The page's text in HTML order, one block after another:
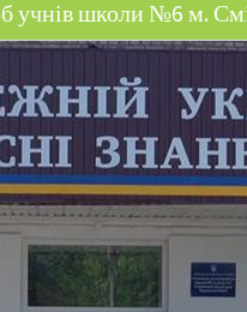
учнів школи №6 м.